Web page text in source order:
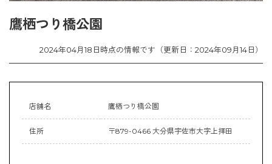
鷹栖つり橋公園
2024年04月18日時点の情報です（更新日：2024年09月14日）
店舗名 鷹栖つり橋公園
住所 〒879-0466 大分県宇佐市大字上拝田